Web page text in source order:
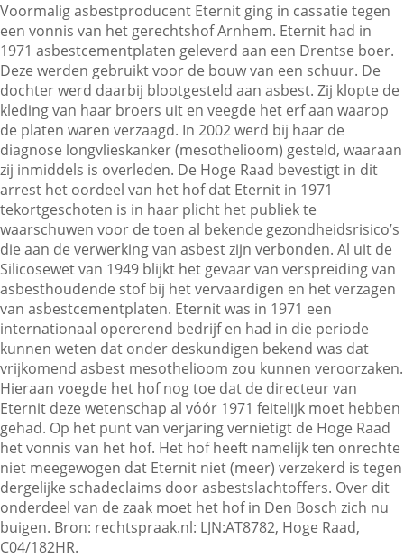
Veelgestelde vragen
Contactgegevens
Zoeken
Voormalig asbestproducent Eternit ging in cassatie tegen
een vonnis van het gerechtshof Arnhem. Eternit had in
1971 asbestcementplaten geleverd aan een Drentse boer.
Deze werden gebruikt voor de bouw van een schuur. De
dochter werd daarbij blootgesteld aan asbest. Zij klopte de
kleding van haar broers uit en veegde het erf aan waarop
de platen waren verzaagd. In 2002 werd bij haar de
diagnose longvlieskanker (mesothelioom) gesteld, waaraan
zij inmiddels is overleden. De Hoge Raad bevestigt in dit
arrest het oordeel van het hof dat Eternit in 1971
tekortgeschoten is in haar plicht het publiek te
waarschuwen voor de toen al bekende gezondheidsrisico’s
die aan de verwerking van asbest zijn verbonden. Al uit de
Silicosewet van 1949 blijkt het gevaar van verspreiding van
asbesthoudende stof bij het vervaardigen en het verzagen
van asbestcementplaten. Eternit was in 1971 een
internationaal opererend bedrijf en had in die periode
kunnen weten dat onder deskundigen bekend was dat
vrijkomend asbest mesothelioom zou kunnen veroorzaken.
Hieraan voegde het hof nog toe dat de directeur van
Eternit deze wetenschap al vóór 1971 feitelijk moet hebben
gehad. Op het punt van verjaring vernietigt de Hoge Raad
het vonnis van het hof. Het hof heeft namelijk ten onrechte
niet meegewogen dat Eternit niet (meer) verzekerd is tegen
dergelijke schadeclaims door asbestslachtoffers. Over dit
onderdeel van de zaak moet het hof in Den Bosch zich nu
buigen. Bron: rechtspraak.nl: LJN:AT8782, Hoge Raad,
C04/182HR.